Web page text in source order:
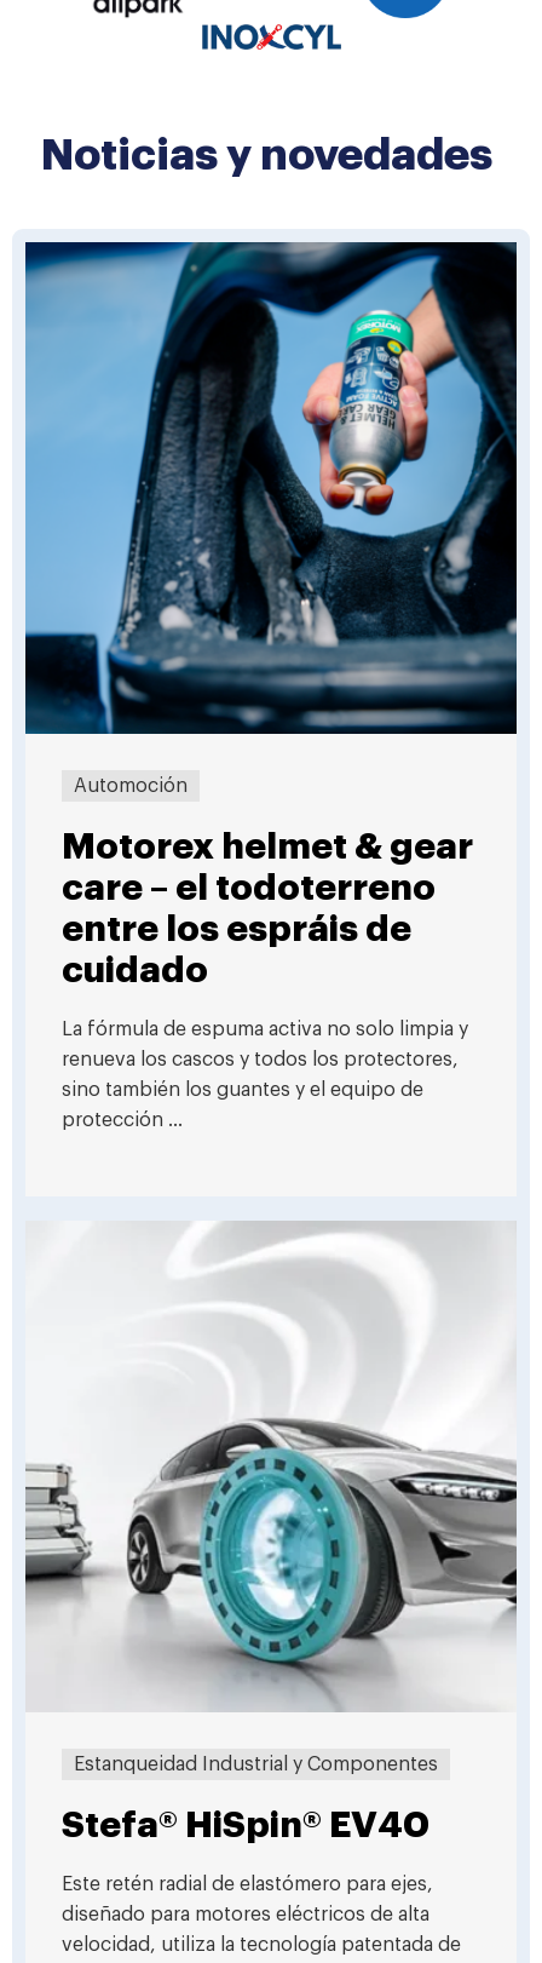
Noticias y novedades
Automoción
Motorex helmet & gear
care – el todoterreno
entre los espráis de
cuidado
La fórmula de espuma activa no solo limpia y
renueva los cascos y todos los protectores,
sino también los guantes y el equipo de
protección ...
Estanqueidad Industrial y Componentes
Stefa® HiSpin® EV40
Este retén radial de elastómero para ejes,
diseñado para motores eléctricos de alta
velocidad, utiliza la tecnología patentada de